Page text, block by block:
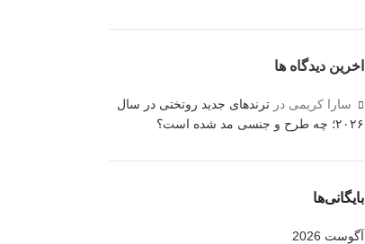
اخرین دیدگاه ها
سارا کریمی در ترندهای جدید روتختی در سال
۲۰۲۶؛ چه طرح و جنسی مد شده است؟
بایگانی‌ها
آگوست 2026